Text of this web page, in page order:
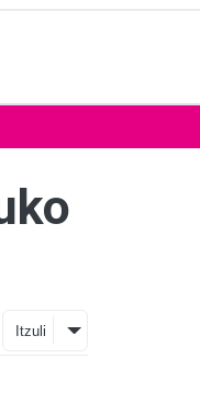
Itzuli